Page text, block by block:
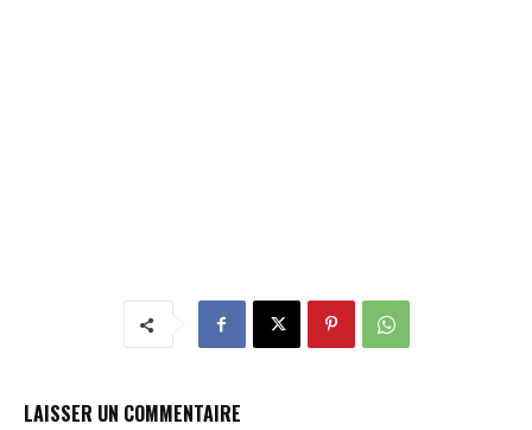
LAISSER UN COMMENTAIRE